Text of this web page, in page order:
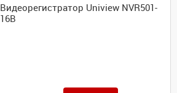
Видеорегистратор Uniview NVR501-
16B